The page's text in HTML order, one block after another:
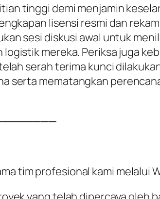
tinggi demi menjamin
lisensi resmi dan
sesi diskusi awal untuk
mereka. Periksa juga
serah terima kunci
serta mematangkan
tim profesional kami melalui